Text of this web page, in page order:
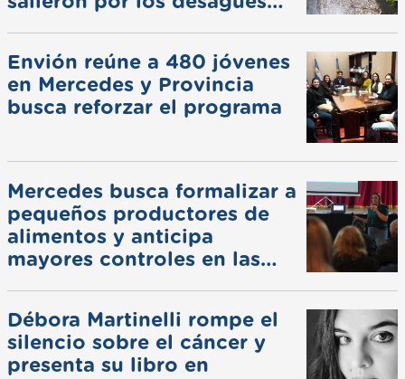
Envión reúne a 480 jóvenes
en Mercedes y Provincia
busca reforzar el programa
Mercedes busca formalizar a
pequeños productores de
alimentos y anticipa
mayores controles en las
Débora Martinelli rompe el
silencio sobre el cáncer y
presenta su libro en